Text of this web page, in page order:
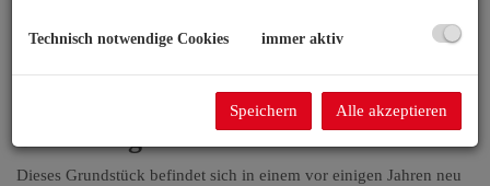
„Ruhe genießen, Wien/Bratislava
schnell erreichen – Baugrund ohne
Dieses Grundstück befindet sich in einem vor einigen Jahren neu
Technisch notwendige Cookies immer aktiv
Speichern Alle akzeptieren